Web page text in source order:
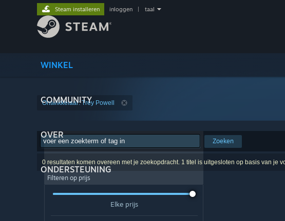
WINKEL
COMMUNITY
OVER
ONDERSTEUNING
Steam installeren inloggen taal
Ontwikkelaar: Trey Powell
Zoeken
0 resultaten komen overeen met je zoekopdracht. 1 titel is uitgesloten op basis van je
Filteren op prijs
Elke prijs